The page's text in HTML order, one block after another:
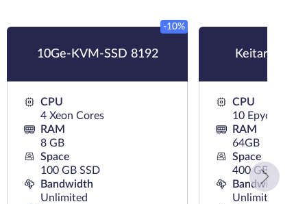
10Ge-KVM-SSD 8192
-10%
CPU
4 Xeon Cores
RAM
8 GB
Space
100 GB SSD
Bandwidth
Unlimited
Keitaro
CPU
10 Epyc Cores
RAM
64GB
Space
400 GB NVMe
Bandwidth
Unlimited